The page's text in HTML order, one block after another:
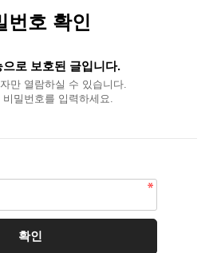
번호 확인
으로 보호된 글입니다.
만 열람하실 수 있습니다.
비밀번호를 입력하세요.